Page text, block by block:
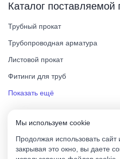
Каталог поставляемой
Трубный прокат
Трубопроводная арматура
Листовой прокат
Фитинги для труб
Показать ещё
Урал Тех Экспорт — Казахстан ©
Все права защищены. Копирование
Мы используем сookie
Продолжая использовать сайт
закрывая это окно, вы даете